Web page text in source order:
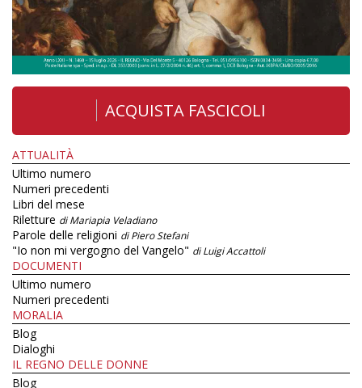
ACQUISTA FASCICOLI
ATTUALITÀ
Ultimo numero
Numeri precedenti
Libri del mese
Riletture di Mariapia Veladiano
Parole delle religioni di Piero Stefani
"Io non mi vergogno del Vangelo" di Luigi Accattoli
DOCUMENTI
Ultimo numero
Numeri precedenti
MORALIA
Blog
Dialoghi
IL REGNO DELLE DONNE
Blog